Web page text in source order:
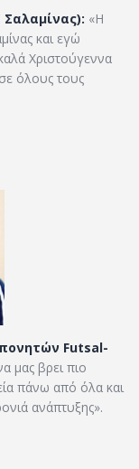
«Η
και εγώ
Χριστούγεννα
όλους τους
Futsal-
μας βρει πιο
πάνω από όλα και
ανάπτυξης».